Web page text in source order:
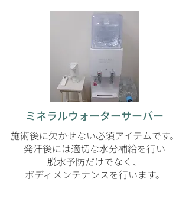
ミネラルウォーターサーバー
施術後に欠かせない必須アイテムです。
発汗後には適切な水分補給を行い
脱水予防だけでなく、
ボディメンテナンスを行います。